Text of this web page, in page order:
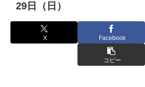
29日（日）
X Facebook
コピー